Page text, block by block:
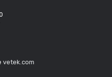
vetek.com